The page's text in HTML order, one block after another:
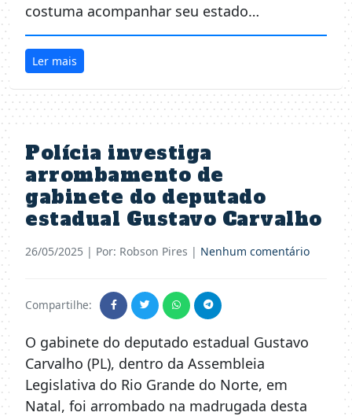
costuma acompanhar seu estado…
Ler mais
Polícia investiga
arrombamento de
gabinete do deputado
estadual Gustavo Carvalho
26/05/2025 | Por: Robson Pires | Nenhum comentário
Compartilhe:
O gabinete do deputado estadual Gustavo
Carvalho (PL), dentro da Assembleia
Legislativa do Rio Grande do Norte, em
Natal, foi arrombado na madrugada desta